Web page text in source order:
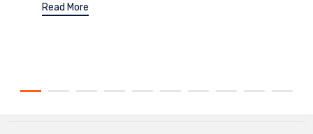
Read More